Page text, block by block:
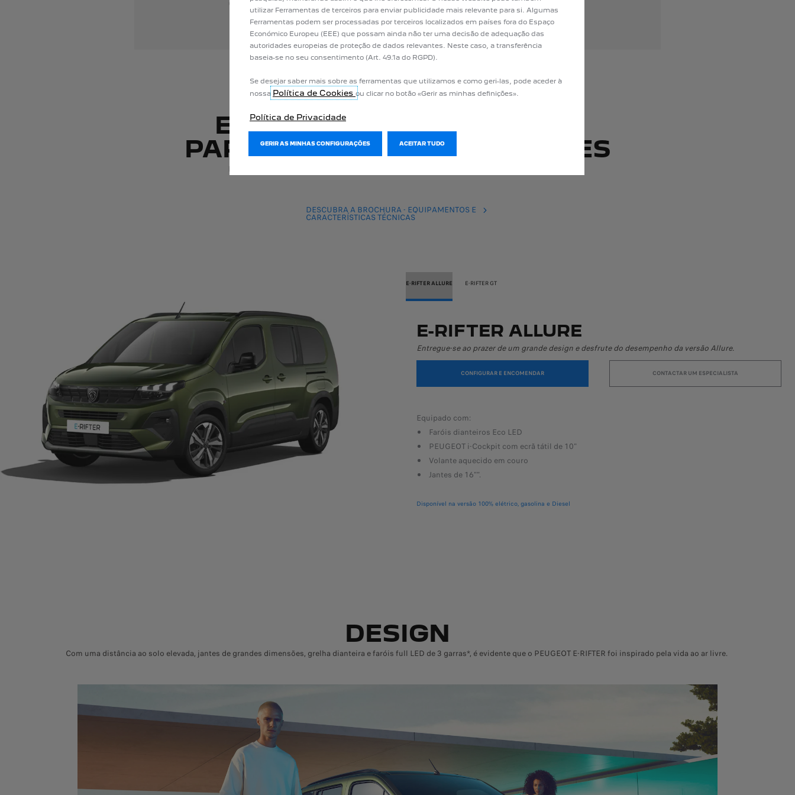
WALLBOX
Incluída
CHARGING PASS
Incluído
ESCOLHA A VERSÃO IDEAL
PARA AS SUAS NECESSIDADES
Escolha a versão que se adapta à sua personalidade e obtenha as melhores ofertas PEUGEOT.
DESCUBRA A BROCHURA - EQUIPAMENTOS E
CARACTERÍSTICAS TÉCNICAS
E-RIFTER GT
Deixe-se seduzir pela elegância distinta e pela tecnologia topo de gama da versão GT.
CONFIGURAR E ENCOMENDAR CONTACTAR UM ESPECIALISTA
Para além das características do Allure:
Pack Drive Assist
3 bancos individuais na segunda fila
Jantes de liga leve de 17"
E-RIFTER ALLURE
Entregue-se ao prazer de um grande design e desfrute do desempenho da versão Allure.
CONFIGURAR E ENCOMENDAR CONTACTAR UM ESPECIALISTA
Equipado com:
Faróis dianteiros Eco LED
PEUGEOT i-Cockpit com ecrã tátil de 10"
Volante aquecido em couro
Jantes de 16"".
Disponível na versão 100% elétrico, gasolina e Diesel
E-RIFTER ALLURE E-RIFTER GT
DESIGN
Com uma distância ao solo elevada, jantes de grandes dimensões, grelha dianteira e faróis full LED de 3 garras*, é evidente que o PEUGEOT E-RIFTER foi inspirado pela vida ao ar livre.
utilizar Ferramentas de terceiros para enviar publicidade mais relevante para si. Algumas
Ferramentas podem ser processadas por terceiros localizados em países fora do Espaço
Económico Europeu (EEE) que possam ainda não ter uma decisão de adequação das
autoridades europeias de proteção de dados relevantes. Neste caso, a transferência
baseia-se no seu consentimento (Art. 49.1a do RGPD).
Se desejar saber mais sobre as ferramentas que utilizamos e como geri-las, pode aceder à
nossa Política de Cookies ou clicar no botão «Gerir as minhas definições».
Política de Privacidade
GERIR AS MINHAS CONFIGURAÇÕES ACEITAR TUDO